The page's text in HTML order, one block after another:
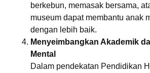
berkebun, memasak bersama,
museum dapat membantu anak
dengan lebih baik.
Menyeimbangkan Akademik
Mental
Dalam pendekatan Pendidikan